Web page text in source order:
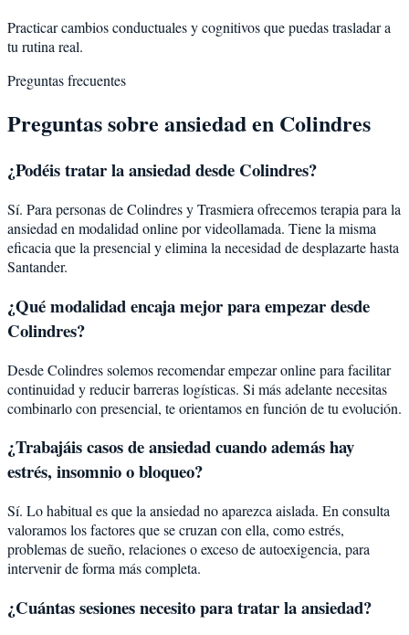
Practicar cambios conductuales y cognitivos que puedas trasladar a
tu rutina real.
Preguntas frecuentes
Preguntas sobre ansiedaden Colindres
¿Podéis tratar laansiedaddesde Colindres?
Sí. Para personas de Colindres y Trasmiera ofrecemos terapia para la
ansiedad en modalidad online por videollamada. Tiene la misma
eficacia que la presencial y elimina la necesidad de desplazarte hasta
Santander.
¿Qué modalidad encaja mejor para empezar desde
Colindres?
Desde Colindres solemos recomendar empezar online para facilitar
continuidad y reducir barreras logísticas. Si más adelante necesitas
combinarlo con presencial, te orientamos en función de tu evolución.
¿Trabajáis casos de ansiedad cuando además hay
estrés, insomnio o bloqueo?
Sí. Lo habitual es que la ansiedad no aparezca aislada. En consulta
valoramos los factores que se cruzan con ella, como estrés,
problemas de sueño, relaciones o exceso de autoexigencia, para
intervenir de forma más completa.
¿Cuántas sesiones necesito para tratar la ansiedad?